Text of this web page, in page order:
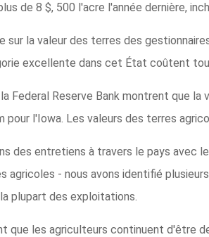
de 8 $, 500 l'acre l'année dernière,
sur la valeur des terres des
excellente dans cet État coûtent
Federal Reserve Bank montrent que la
pour l'Iowa. Les valeurs des terres
des entretiens à travers le pays avec
agricoles - nous avons identifié
plupart des exploitations.
que les agriculteurs continuent d'être